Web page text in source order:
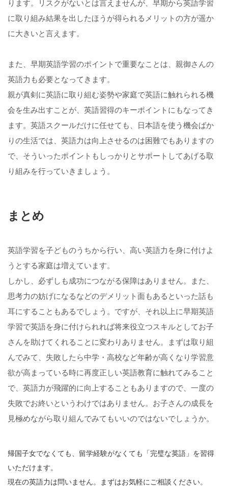
ります。リスクがないとは言えませんが、早期から英語学習
に取り組み結果を出したほうが得られるメリットの方が遥か
に大きいと言えます。
また、早期英語学習のポイントで重要なことは、親御さんの
英語力も必要となってきます。
親が真剣に英語に取り組む姿勢や家庭で英語に触れられる機
会を生み出すことが、英語習得のキーポイントにもなってき
ます。英語スクールだけに任せても、日本語を使う機会ばか
りの生活では、英語力は向上させるのは困難でもありますの
で、そういったポイントもしっかりとサポートしてあげる取
り組みを行っていきましょう。
まとめ
英語学習を子どものうちから行い、高い英語力を身に付けよ
うとする家庭は増えています。
しかし、必ずしも成功につながる保障はありません。また、
思考力の妨げになるなどのデメリット面もあるといった話も
耳にすることもあるでしょう。ですが、それ以上に早期英語
学習で英語を身に付けられれば将来役立つスキルとしてお子
さんを助けてくれることに変わりありません。まずは取り組
んでみて、失敗したら中学・高校など年齢が高くなり学習意
欲が高まっている時に再度正しい英語教育に触れてみること
で、英語力が飛躍的に向上することもありますので、一度の
失敗でお終いというわけではありません。お子さんの成長を
見極めながら取り組んでみてもいいのではないでしょうか。
帰国子女でなくても、留学経験がなくても「完璧な英語」を習得
いただけます。
現在の英語力は問いません。まずはお気軽にご相談ください。